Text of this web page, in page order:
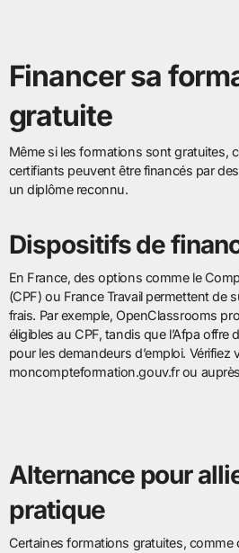
Financer sa
gratuite
Même si les formations sont gratuites,
certifiants peuvent être financés par
un diplôme reconnu.
Dispositifs de
En France, des options comme le
(CPF) ou France Travail permettent de
frais. Par exemple, OpenClassrooms
éligibles au CPF, tandis que l’Afpa
pour les demandeurs d’emploi. Vérifiez
moncompteformation.gouv.fr ou
Alternance pour
pratique
Certaines formations gratuites, comme